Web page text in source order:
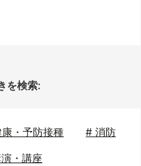
を検索:
・予防接種 #消防
・講座